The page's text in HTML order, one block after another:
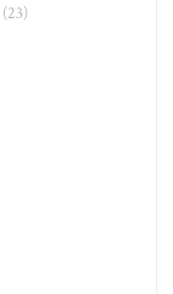
(23)